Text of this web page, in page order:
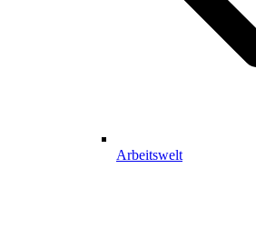
Arbeitswelt